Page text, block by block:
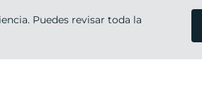
& VIKIKA
Puedes revisar toda la